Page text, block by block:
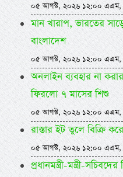
০৫ আগস্ট, ২০২৬ ১২:০০ এএম,
মান খারাপ, ভারতের
বাংলাদেশ
০৫ আগস্ট, ২০২৬ ১২:০০ এএম,
অনলাইন ব্যবহার না
ফিরলো ৭ মাসের শিশু
০৫ আগস্ট, ২০২৬ ১২:০০ এএম,
রাস্তার ইট তুলে বিক্রি
০৫ আগস্ট, ২০২৬ ১২:০০ এএম,
প্রধানমন্ত্রী-মন্ত্রী-